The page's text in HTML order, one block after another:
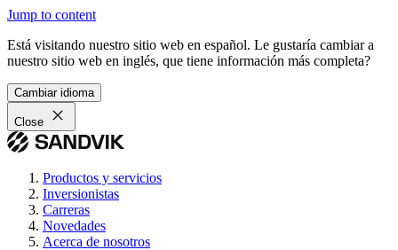
Jump to content
Está visitando nuestro sitio web en español. Le gustaría cambiar a
nuestro sitio web en inglés, que tiene información más completa?
Cambiar idioma
Close
Productos y servicios
Inversionistas
Carreras
Novedades
Acerca de nosotros